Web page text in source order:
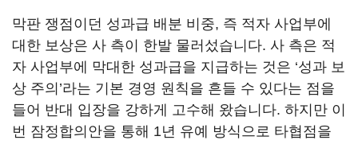
막판 쟁점이던 성과급 배분 비중, 즉 적자 사업부에
대한 보상은 사 측이 한발 물러섰습니다. 사 측은 적
자 사업부에 막대한 성과급을 지급하는 것은 ‘성과 보
상 주의 ’라는 기본 경영 원칙을 흔들 수 있다는 점을
들어 반대 입장을 강하게 고수해 왔습니다. 하지만 이
번 잠정합의안을 통해 1년 유예 방식으로 타협점을